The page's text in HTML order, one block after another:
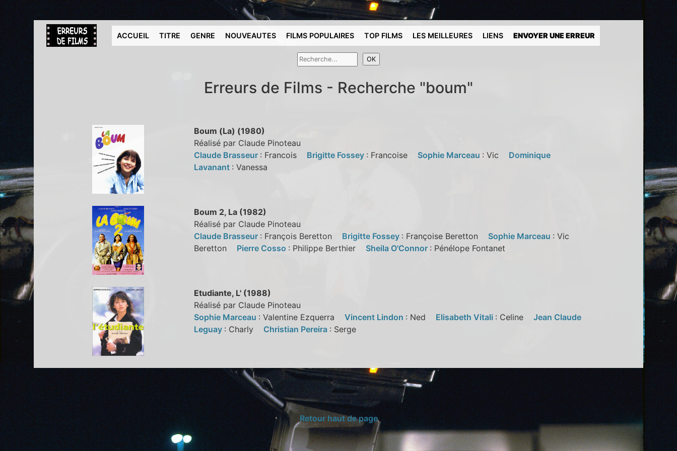
ACCUEIL TITRE GENRE NOUVEAUTES FILMS POPULAIRES TOP FILMS LES MEILLEURES LIENS ENVOYER UNE ERREUR
Erreurs de Films - Recherche "boum"
Boum (La) (1980)
Réalisé par Claude Pinoteau
Claude Brasseur : Francois Brigitte Fossey : Francoise Sophie Marceau : Vic Dominique
Lavanant : Vanessa
Boum 2, La (1982)
Réalisé par Claude Pinoteau
Claude Brasseur : François Beretton Brigitte Fossey : Françoise Beretton Sophie Marceau : Vic
Beretton Pierre Cosso : Philippe Berthier Sheila O'Connor : Pénélope Fontanet
Etudiante, L' (1988)
Réalisé par Claude Pinoteau
Sophie Marceau : Valentine Ezquerra Vincent Lindon : Ned Elisabeth Vitali : Celine Jean Claude
Leguay : Charly Christian Pereira : Serge
Retour haut de page